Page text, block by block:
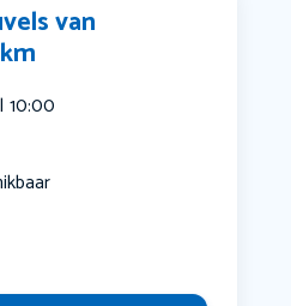
van
10:00